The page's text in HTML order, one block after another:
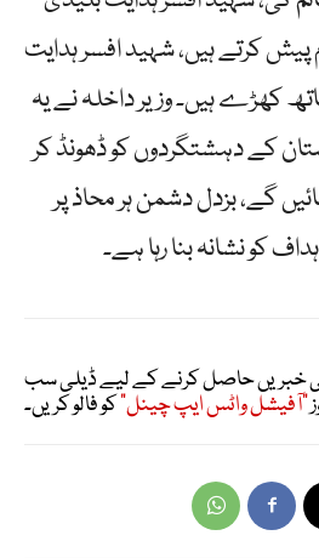
پیش کرتے ہیں، شہید افسر ہدایت
کھڑے ہیں۔ وزیر داخلہ نے یہ
کے دہشتگردوں کو ڈھونڈ کر
گے، بزدل دشمن ہر محاذ پر
کو نشانہ بنا رہا ہے۔
خبریں حاصل کرنے کے لیے ڈیلی سب
"آفیشل واٹس ایپ چینل"کو فالو کریں۔